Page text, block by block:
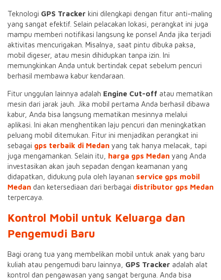
Teknologi GPS Tracker kini dilengkapi dengan fitur anti-maling
yang sangat efektif. Selain pelacakan lokasi, perangkat ini juga
mampu memberi notifikasi langsung ke ponsel Anda jika terjadi
aktivitas mencurigakan. Misalnya, saat pintu dibuka paksa,
mobil digeser, atau mesin dihidupkan tanpa izin. Ini
memungkinkan Anda untuk bertindak cepat sebelum pencuri
berhasil membawa kabur kendaraan.
Fitur unggulan lainnya adalah Engine Cut-off atau mematikan
mesin dari jarak jauh. Jika mobil pertama Anda berhasil dibawa
kabur, Anda bisa langsung mematikan mesinnya melalui
aplikasi. Ini akan menghentikan laju pencuri dan meningkatkan
peluang mobil ditemukan. Fitur ini menjadikan perangkat ini
sebagai gps terbaik di Medan yang tak hanya melacak, tapi
juga mengamankan. Selain itu, harga gps Medan yang Anda
investasikan akan jauh sepadan dengan keamanan yang
didapatkan, didukung pula oleh layanan service gps mobil
Medan dan ketersediaan dari berbagai distributor gps Medan
terpercaya.
Kontrol Mobil untuk Keluarga dan
Pengemudi Baru
Bagi orang tua yang membelikan mobil untuk anak yang baru
kuliah atau pengemudi baru lainnya, GPS Tracker adalah alat
kontrol dan pengawasan yang sangat berguna. Anda bisa